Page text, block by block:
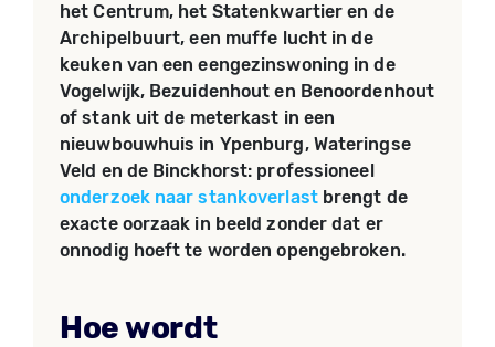
het Centrum, het Statenkwartier en de
Archipelbuurt, een muffe lucht in de
keuken van een eengezinswoning in de
Vogelwijk, Bezuidenhout en Benoordenhout
of stank uit de meterkast in een
nieuwbouwhuis in Ypenburg, Wateringse
Veld en de Binckhorst: professioneel
onderzoek naar stankoverlastbrengt de
exacte oorzaak in beeld zonder dat er
onnodig hoeft te worden opengebroken.
Hoe wordt